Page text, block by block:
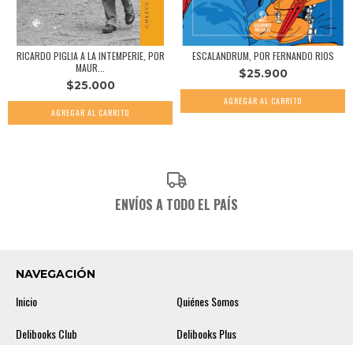
RICARDO PIGLIA A LA INTEMPERIE, POR
MAUR...
$25.000
ESCALANDRUM, POR FERNANDO RIOS
$25.900
ENVÍOS A TODO EL PAÍS
NAVEGACIÓN
Inicio
Quiénes Somos
Delibooks Club
Delibooks Plus